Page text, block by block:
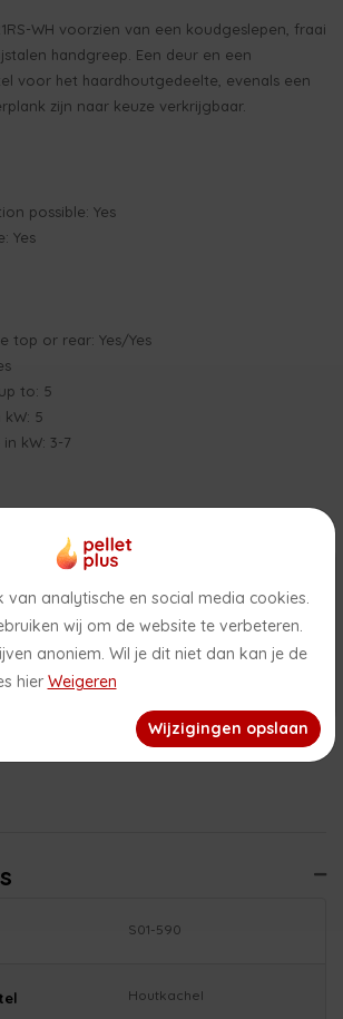
WH voorzien van een koudgeslepen, fraai
handgreep. Een deur en een
voor het haardhoutgedeelte, evenals een
zijn naar keuze verkrijgbaar.
possible: Yes
Yes
top or rear: Yes/Yes
to: 5
5
kW: 3-7
S01-590
Houtkachel
showroom in de
2026
van 26 juni 2026 tot en met 31
onze showroom uitsluitend op
Wij wensen jullie een fijne zomer!
van analytische en social media cookies.
wij om de website te verbeteren.
anoniem. Wil je dit niet dan kan je de
hier Weigeren
Wijzigingen opslaan